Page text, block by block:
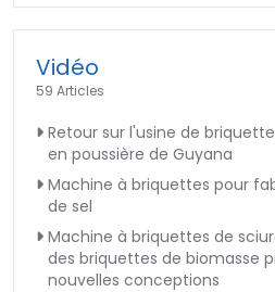
Vidéo
59 Articles
Retour sur l'usine de
en poussière de Guyana
Machine à briquettes pour
de sel
Machine à briquettes de
des briquettes de biomasse
nouvelles conceptions